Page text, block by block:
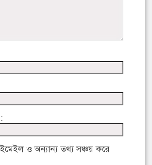
ও অন্যান্য তথ্য সঞ্চয় করে